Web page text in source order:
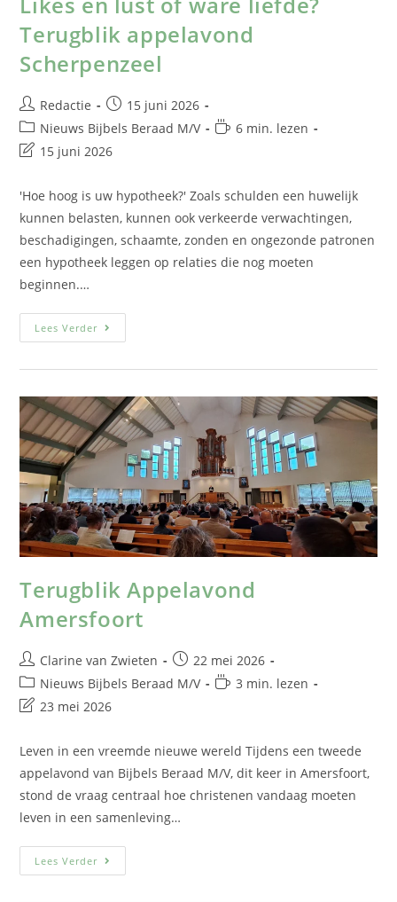
Likes en lust of ware liefde?
Terugblik appelavond
Scherpenzeel
Redactie
15 juni 2026
Nieuws Bijbels Beraad M/V
6 min. lezen
15 juni 2026
'Hoe hoog is uw hypotheek?' Zoals schulden een huwelijk
kunnen belasten, kunnen ook verkeerde verwachtingen,
beschadigingen, schaamte, zonden en ongezonde patronen
een hypotheek leggen op relaties die nog moeten
beginnen.…
Lees Verder
Terugblik Appelavond
Amersfoort
Clarine van Zwieten
22 mei 2026
Nieuws Bijbels Beraad M/V
3 min. lezen
23 mei 2026
Leven in een vreemde nieuwe wereld Tijdens een tweede
appelavond van Bijbels Beraad M/V, dit keer in Amersfoort,
stond de vraag centraal hoe christenen vandaag moeten
leven in een samenleving…
Lees Verder